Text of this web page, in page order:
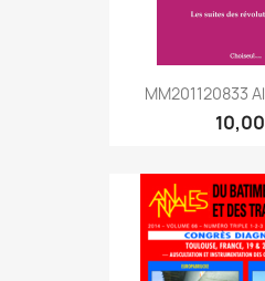
MM201120833